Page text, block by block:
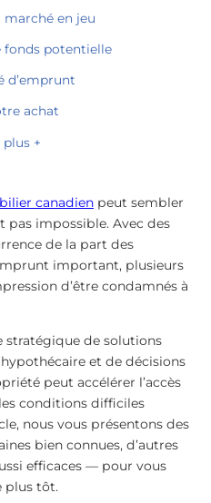
marché en jeu
fonds potentielle
d’emprunt
achat
plus +
canadien peut sembler
pas impossible. Avec des
de la part des
important, plusieurs
d’être condamnés à
stratégique de solutions
et de décisions
peut accélérer l’accès
conditions difficiles
nous vous présentons des
bien connues, d’autres
efficaces — pour vous
plus tôt.